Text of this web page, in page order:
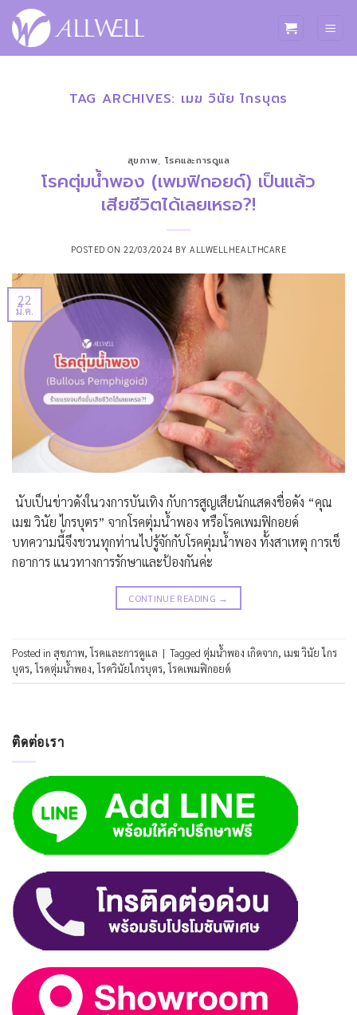
ข้าม
ไป
TAG ARCHIVES: เมฆ วินัย ไกรบุตร
สุขภาพ, โรคและการดูแล
โรคตุ่มน้ำพอง (เพมฟิกอยด์) เป็นแล้ว
เสียชีวิตได้เลยเหรอ?!
POSTED ON22/03/2024 BY ALLWELLHEALTHCARE
22
มี.ค.
นับเป็นข่าวดังในวงการบันเทิง กับการสูญเสียนักแสดงชื่อดัง “คุณ
เมฆ วินัย ไกรบุตร” จากโรคตุ่มน้ำพอง หรือโรคเพมฟิกอยด์
บทความนี้จึงชวนทุกท่านไปรู้จักกับโรคตุ่มน้ำพอง ทั้งสาเหตุ การเช็
กอาการ แนวทางการรักษาและป้องกันค่ะ
CONTINUE READING →
Posted in สุขภาพ,โรคและการดูแล | Tagged ตุ่มน้ำพอง เกิดจาก, เมฆ วินัย ไกร
บุตร,โรคตุ่มน้ำพอง,โรควินัยไกรบุตร,โรคเพมฟิกอยด์
ติดต่อเรา